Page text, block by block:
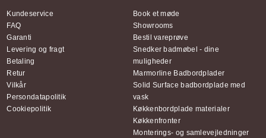
Kundeservice
FAQ
Garanti
Levering og fragt
Betaling
Retur
Vilkår
Persondatapolitik
Cookiepolitik
Book et møde
Showrooms
Bestil vareprøve
Snedker badmøbel - dine
muligheder
Marmorline Badbordplader
Solid Surface badbordplade med
vask
Køkkenbordplade materialer
Køkkenfronter
Monterings- og samlevejledninger